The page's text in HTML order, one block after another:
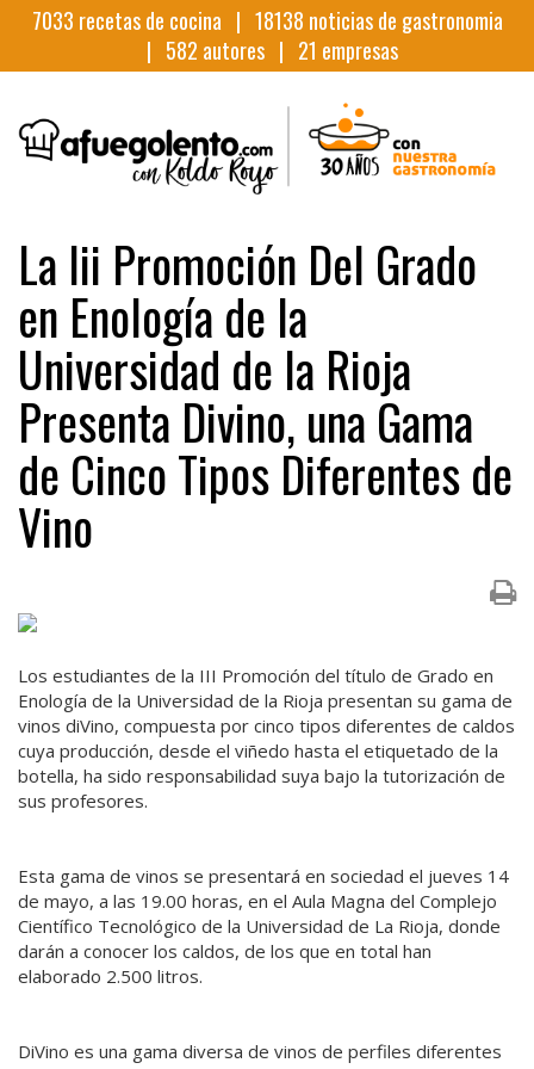
7033 recetas de cocina | 18138 noticias de gastronomia
| 582 autores | 21 empresas
La Iii Promoción Del Grado
en Enología de la
Universidad de la Rioja
Presenta Divino, una Gama
de Cinco Tipos Diferentes de
Vino
Los estudiantes de la III Promoción del título de Grado en
Enología de la Universidad de la Rioja presentan su gama de
vinos diVino, compuesta por cinco tipos diferentes de caldos
cuya producción, desde el viñedo hasta el etiquetado de la
botella, ha sido responsabilidad suya bajo la tutorización de
sus profesores.
Esta gama de vinos se presentará en sociedad el jueves 14
de mayo, a las 19.00 horas, en el Aula Magna del Complejo
Científico Tecnológico de la Universidad de La Rioja, donde
darán a conocer los caldos, de los que en total han
elaborado 2.500 litros.
DiVino es una gama diversa de vinos de perfiles diferentes